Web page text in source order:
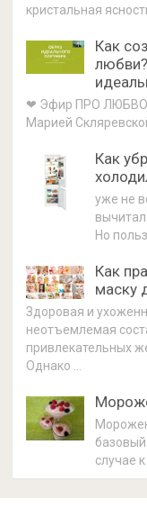
кристальная
Как
❤ Эфир ПРО
Марией
Как
уже не
Но
Как
маску
Здоровая и
неотъемлемая
привлекательных
Однако …
случае к